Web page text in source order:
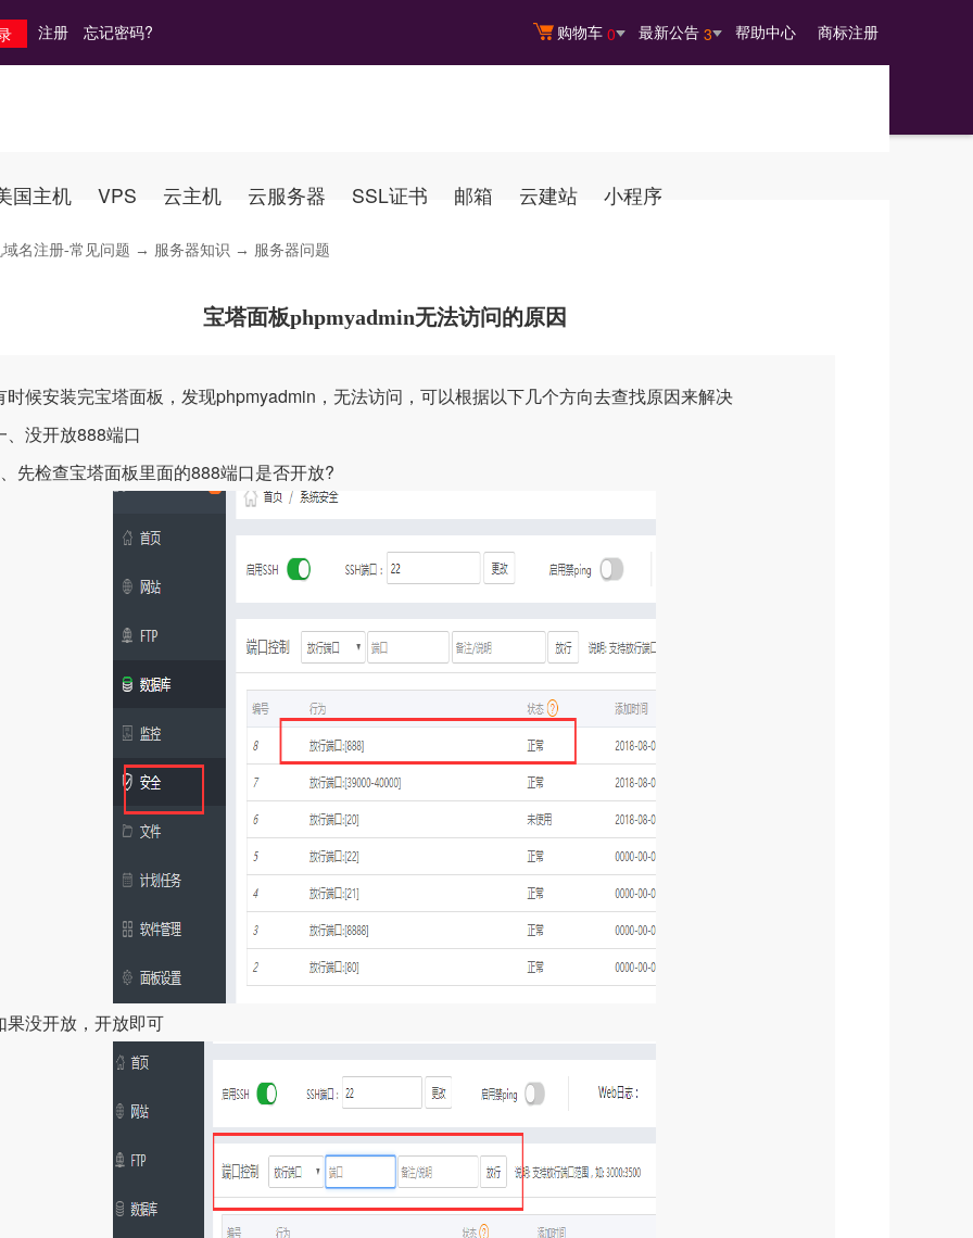
购物车 0 最新公告 3 帮助中心 商标注册
注册 忘记密码?
国主机 VPS 云主机 云服务器 SSL证书 邮箱 云建站 小程序
名注册-常见问题 → 服务器知识 → 服务器问题
宝塔面板phpmyadmin无法访问的原因
安装完宝塔面板，发现phpmyadmin，无法访问，可以根据以下几个方向去查找原因来解决
开放888端口
查宝塔面板里面的888端口是否开放?
开放，开放即可